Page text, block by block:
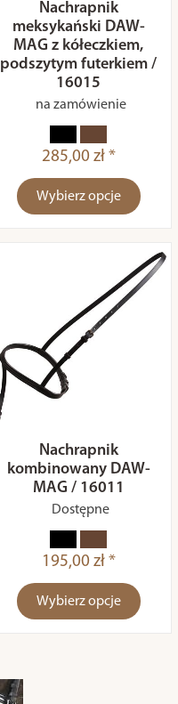
Nachrapnik
meksykański DAW-
MAG z kółeczkiem,
podszytym futerkiem /
16015
na zamówienie
285,00 zł *
Wybierz opcje
Nachrapnik
kombinowany DAW-
MAG / 16011
Dostępne
195,00 zł *
Wybierz opcje